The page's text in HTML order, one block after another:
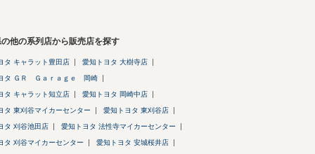
他の系列店から販売店を探す
タ キャラット豊田店 愛知トヨタ 大樹寺店
タ ＧＲ Ｇａｒａｇｅ 岡崎
タ キャラット知立店 愛知トヨタ 岡崎中店
タ 東刈谷マイカーセンター 愛知トヨタ 東刈谷店
タ 刈谷池田店 愛知トヨタ 法性寺マイカーセンター
タ 刈谷マイカーセンター 愛知トヨタ 安城桜井店